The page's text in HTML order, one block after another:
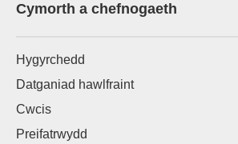
Cymorth a chefnogaeth
Hygyrchedd
Datganiad hawlfraint
Cwcis
Preifatrwydd